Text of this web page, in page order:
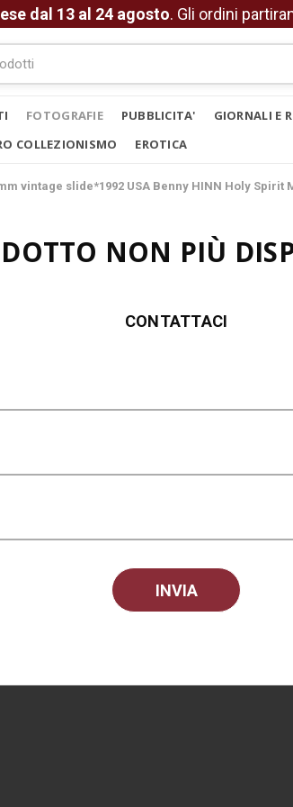
dal 13 al 24 agosto. Gli ordini
FOTOGRAFIE PUBBLICITA' GIORNALI E
COLLEZIONISMO EROTICA
vintage slide*1992 USA Benny HINN Holy
NON PIÙ
CONTATTACI